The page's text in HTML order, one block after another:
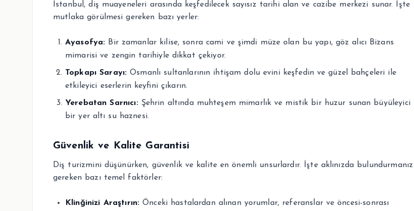
İstanbul, diş muayeneleri arasında keşfedilecek sayısız tarihi alan ve cazibe merkezi sunar. İşte
mutlaka görülmesi gereken bazı yerler:
Ayasofya: Bir zamanlar kilise, sonra cami ve şimdi müze olan bu yapı, göz alıcı Bizans
mimarisi ve zengin tarihiyle dikkat çekiyor.
Topkapı Sarayı: Osmanlı sultanlarının ihtişam dolu evini keşfedin ve güzel bahçeleri ile
etkileyici eserlerin keyfini çıkarın.
Yerebatan Sarnıcı:Şehrin altında muhteşem mimarlık ve mistik bir huzur sunan büyüleyici
bir yer altı su haznesi.
Güvenlik ve Kalite Garantisi
Diş turizmini düşünürken, güvenlik ve kalite en önemli unsurlardır. İşte aklınızda bulundurmanız
gereken bazı temel faktörler:
Klinğinizi Araştırın: Önceki hastalardan alınan yorumlar, referanslar ve öncesi-sonrası